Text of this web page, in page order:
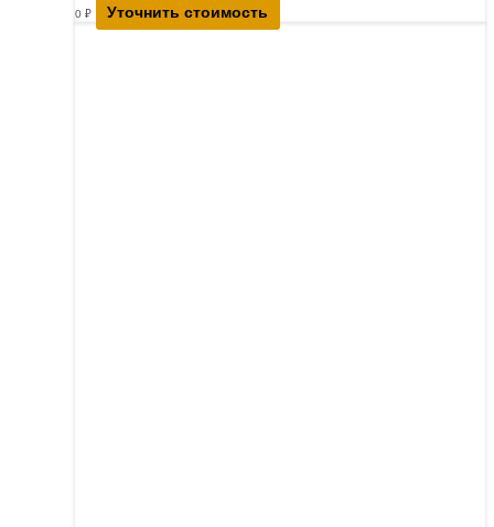
0 ₽ Уточнить стоимость